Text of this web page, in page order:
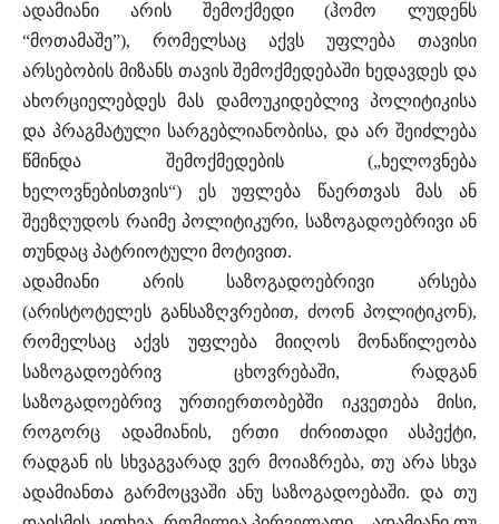
ადამიანი არის შემოქმედი (ჰომო ლუდენს
“მოთამაშე”), რომელსაც აქვს უფლება თავისი
არსებობის მიზანს თავის შემოქმედებაში ხედავდეს და
ახორციელებდეს მას დამოუკიდებლივ პოლიტიკისა
და პრაგმატული სარგებლიანობისა, და არ შეიძლება
წმინდა შემოქმედების („ხელოვნება
ხელოვნებისთვის“) ეს უფლება წაერთვას მას ან
შეეზღუდოს რაიმე პოლიტიკური, საზოგადოებრივი ან
თუნდაც პატრიოტული მოტივით.
ადამიანი არის საზოგადოებრივი არსება
(არისტოტელეს განსაზღვრებით, ძოონ პოლიტიკონ),
რომელსაც აქვს უფლება მიიღოს მონაწილეობა
საზოგადოებრივ ცხოვრებაში, რადგან
საზოგადოებრივ ურთიერთობებში იკვეთება მისი,
როგორც ადამიანის, ერთი ძირითადი ასპექტი,
რადგან ის სხვაგვარად ვერ მოიაზრება, თუ არა სხვა
ადამიანთა გარმოცვაში ანუ საზოგადოებაში. და თუ